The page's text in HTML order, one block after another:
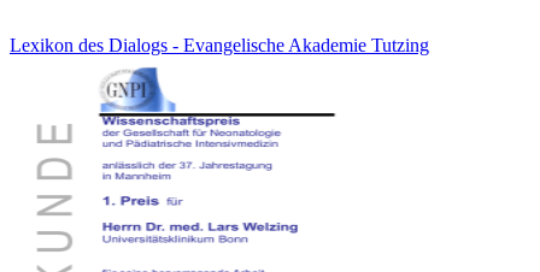
Lexikon des Dialogs - Evangelische Akademie Tutzing